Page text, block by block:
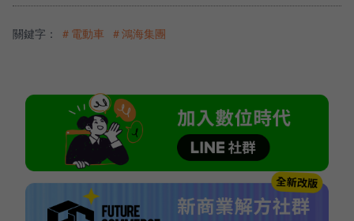
關鍵字： ＃電動車 ＃鴻海集團